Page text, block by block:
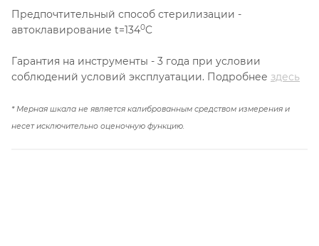
Предпочтительный способ стерилизации -
автоклавирование t=1340C
Гарантия на инструменты - 3 года при условии
соблюдений условий эксплуатации. Подробнее здесь
* Мерная шкала не является калиброванным средством измерения и
несет исключительно оценочную функцию.